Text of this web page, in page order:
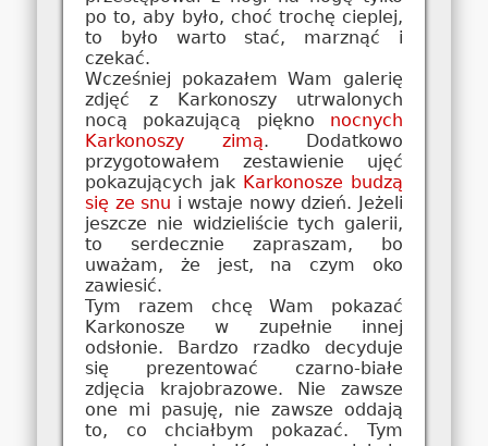
po to, aby było, choć trochę cieplej,
to było warto stać, marznąć i
czekać.
Wcześniej pokazałem Wam galerię
zdjęć z Karkonoszy utrwalonych
nocą pokazującą piękno nocnych
Karkonoszy zimą. Dodatkowo
przygotowałem zestawienie ujęć
pokazujących jak Karkonosze budzą
się ze snu i wstaje nowy dzień. Jeżeli
jeszcze nie widzieliście tych galerii,
to serdecznie zapraszam, bo
uważam, że jest, na czym oko
zawiesić.
Tym razem chcę Wam pokazać
Karkonosze w zupełnie innej
odsłonie. Bardzo rzadko decyduje
się prezentować czarno-białe
zdjęcia krajobrazowe. Nie zawsze
one mi pasuję, nie zawsze oddają
to, co chciałbym pokazać. Tym